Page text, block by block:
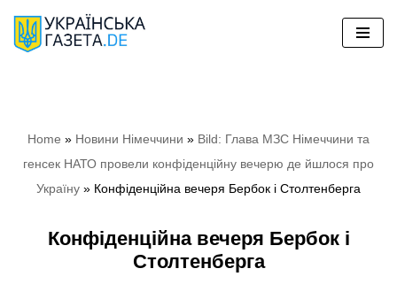
Перейти
Home » Новини Німеччини » Bild: Глава МЗС Німеччини та
генсек НАТО провели конфіденційну вечерю де йшлося про
Україну » Конфіденційна вечеря Бербок і Столтенберга
Конфіденційна вечеря Бербок і
Столтенберга